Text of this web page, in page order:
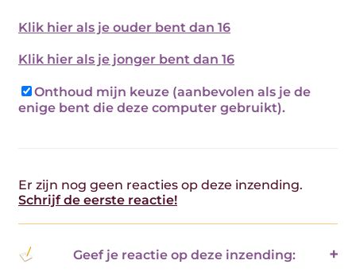
Klik hier als je ouder bent dan 16
Klik hier als je jonger bent dan 16
Onthoud mijn keuze (aanbevolen als je de
enige bent die deze computer gebruikt).
Er zijn nog geen reacties op deze inzending.
Schrijf de eerste reactie!
Geef je reactie op deze inzending: